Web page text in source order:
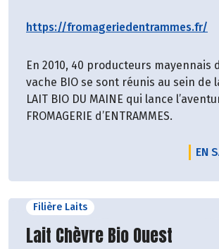
https://fromageriedentrammes.fr/
En 2010, 40 producteurs mayennais
vache BIO se sont réunis au sein de
LAIT BIO DU MAINE qui lance
FROMAGERIE d’ENTRAMMES.
EN
Filière Laits
Découvrir le producteur
Lait Chèvre Bio Ouest